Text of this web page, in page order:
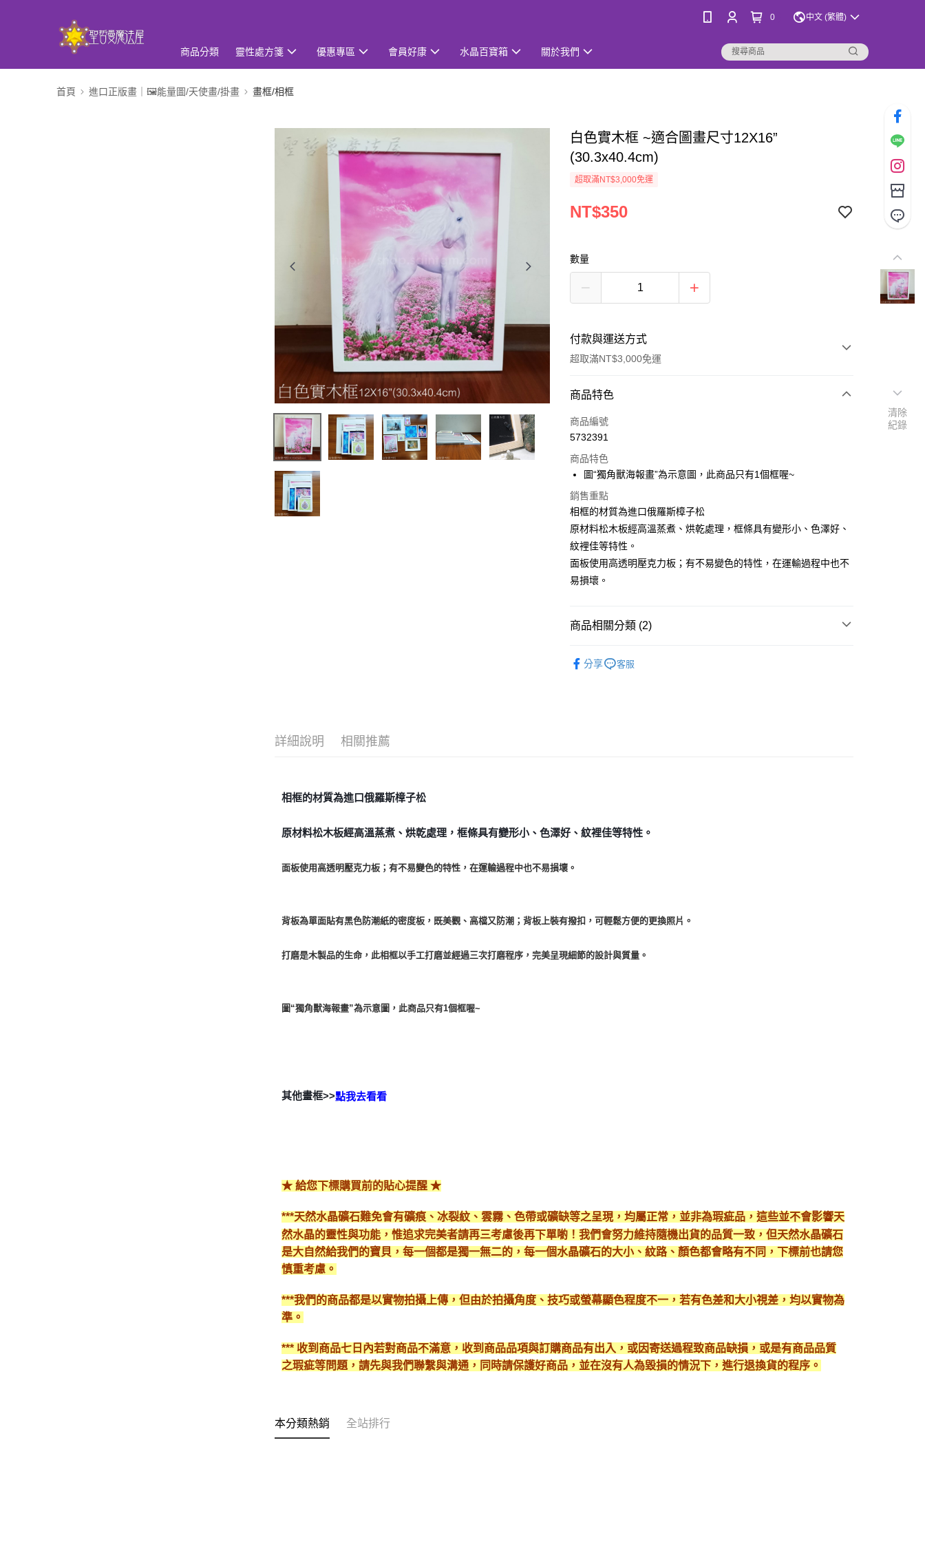
0 中文 (繁體)
商品分類 靈性處方箋 優惠專區 會員好康 水晶百寶箱 關於我們
首頁 進口正版畫｜🖼️能量圖/天使畫/掛畫 畫框/相框
白色實木框 ~適合圖畫尺寸12X16”
(30.3x40.4cm)
超取滿NT$3,000免運
NT$350
數量
付款與運送方式
超取滿NT$3,000免運
付款方式
信用卡一次付款
LINE Pay
Apple Pay
悠遊付
每筆NT$80，滿NT$3,000(含以上)免運費
免運費
商品特色
商品編號
5732391
商品特色
圖“獨角獸海報畫”為示意圖，此商品只有1個框喔~
銷售重點
相框的材質為進口俄羅斯樟子松
原材料松木板經高溫蒸煮、烘乾處理，框條具有變形小、色澤好、
紋裡佳等特性。
面板使用高透明壓克力板；有不易變色的特性，在運輸過程中也不
易損壞。
商品相關分類 (2)
分享 客服
詳細說明 相關推薦
相框的材質為進口俄羅斯樟子松
原材料松木板經高溫蒸煮、烘乾處理，框條具有變形小、色澤好、紋裡佳等特性。
面板使用高透明壓克力板；有不易變色的特性，在運輸過程中也不易損壞。
背板為單面貼有黑色防潮紙的密度板，既美觀、高檔又防潮；背板上裝有撥扣，可輕鬆方便的更換照片。
打磨是木製品的生命，此相框以手工打磨並經過三次打磨程序，完美呈現細節的設計與質量。
圖“獨角獸海報畫”為示意圖，此商品只有1個框喔~
其他畫框>>點我去看看
★ 給您下標購買前的貼心提醒 ★
***天然水晶礦石難免會有礦痕、冰裂紋、雲霧、色帶或礦缺等之呈現，均屬正常，並非為瑕疵品，這些並不會影響天
然水晶的靈性與功能，惟追求完美者請再三考慮後再下單喲！我們會努力維持隨機出貨的品質一致，但天然水晶礦石
是大自然給我們的寶貝，每一個都是獨一無二的，每一個水晶礦石的大小、紋路、顏色都會略有不同，下標前也請您
慎重考慮。
***我們的商品都是以實物拍攝上傳，但由於拍攝角度、技巧或螢幕顯色程度不一，若有色差和大小視差，均以實物為
準。
*** 收到商品七日內若對商品不滿意，收到商品品項與訂購商品有出入，或因寄送過程致商品缺損，或是有商品品質
之瑕疵等問題，請先與我們聯繫與溝通，同時請保護好商品，並在沒有人為毀損的情況下，進行退換貨的程序。
本分類熱銷 全站排行
清除
紀錄